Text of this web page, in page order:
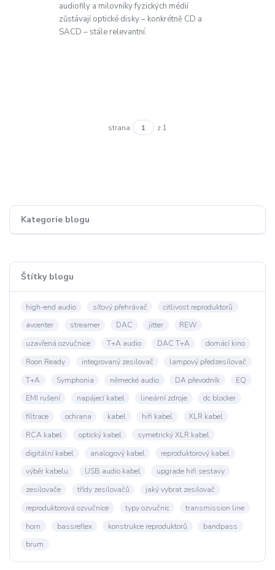
Kategorie blogu
Štítky blogu
high-end audio síťový přehrávač
citlivost reproduktorů
avcenter
streamer DAC jitter
REW
uzavřená ozvučnice
T+A audio DAC T+A
domácí kino
Roon Ready
integrovaný zesilovač
lampový předzesilovač
T+A
Symphonia německé audio DA převodník
EQ
EMI rušení
napájecí kabel lineární zdroje
dc blocker
filtrace
ochrana kabel hifi kabel
XLR kabel
RCA kabel
optický kabel
symetrický XLR kabel
digitální kabel
analogový kabel
reproduktorový kabel
výběr kabelu
USB audio kabel
upgrade hifi sestavy
zesilovače
třídy zesilovačů
jaký vybrat zesilovač
reproduktorová ozvučnice
typy ozvučnic
transmission line
horn
bassreflex konstrukce reproduktorů
bandpass
brum
audiofily a milovníky fyzických médií
zůstávají optické disky – konkrétně CD a
SACD – stále relevantní.
strana z 1